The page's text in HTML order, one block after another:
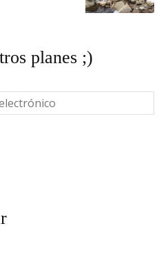
planes ;)